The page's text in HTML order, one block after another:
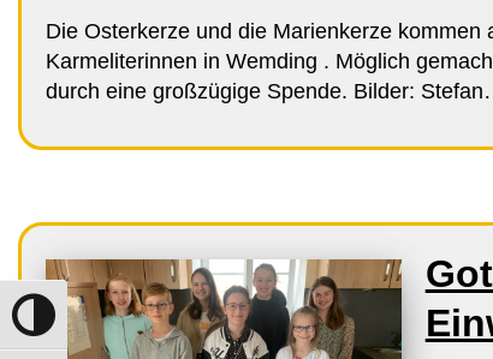
Umschalten auf hohe Kontraste
Die Osterkerze und die Marienkerze kommen
Karmeliterinnen in Wemding . Möglich
durch eine großzügige Spende. Bilder: